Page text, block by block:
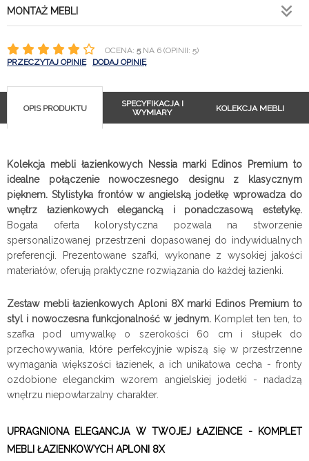
MONTAŻ MEBLI
OCENA: 5NA 6 (OPINII: 5)
PRZECZYTAJ OPINIE
DODAJ OPINIĘ
OPIS PRODUKTU
SPECYFIKACJA I
WYMIARY
KOLEKCJA MEBLI
Kolekcja mebli łazienkowych Nessia marki Edinos Premium to
idealne połączenie nowoczesnego designu z klasycznym
pięknem. Stylistyka frontów w angielską jodełkę wprowadza do
wnętrz łazienkowych elegancką i ponadczasową estetykę.
Bogata oferta kolorystyczna pozwala na stworzenie
spersonalizowanej przestrzeni dopasowanej do indywidualnych
preferencji. Prezentowane szafki, wykonane z wysokiej jakości
materiałów, oferują praktyczne rozwiązania do każdej łazienki.
Zestaw mebli łazienkowych Aploni 8X marki Edinos Premium to
styl i nowoczesna funkcjonalność w jednym. Komplet ten ten, to
szafka pod umywalkę o szerokości 60 cm i słupek do
przechowywania, które perfekcyjnie wpiszą się w przestrzenne
wymagania większości łazienek, a ich unikatowa cecha - fronty
ozdobione eleganckim wzorem angielskiej jodełki - nadadzą
wnętrzu niepowtarzalny charakter.
UPRAGNIONA ELEGANCJA W TWOJEJ ŁAZIENCE - KOMPLET
MEBLI ŁAZIENKOWYCH APLONI 8X